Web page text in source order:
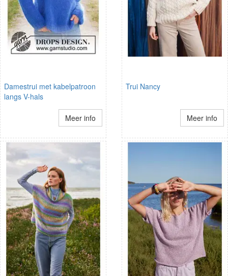
Damestrui met kabelpatroon
langs V-hals
Meer info
Trui Nancy
Meer info